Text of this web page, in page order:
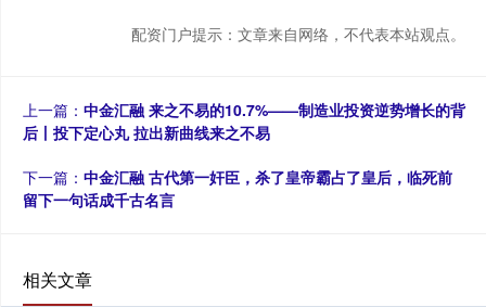
配资门户提示：文章来自网络，不代表本站观点。
上一篇： 中金汇融 来之不易的10.7%——制造业投资逆势增长的背
后丨投下定心丸 拉出新曲线来之不易
下一篇： 中金汇融 古代第一奸臣，杀了皇帝霸占了皇后，临死前
留下一句话成千古名言
相关文章